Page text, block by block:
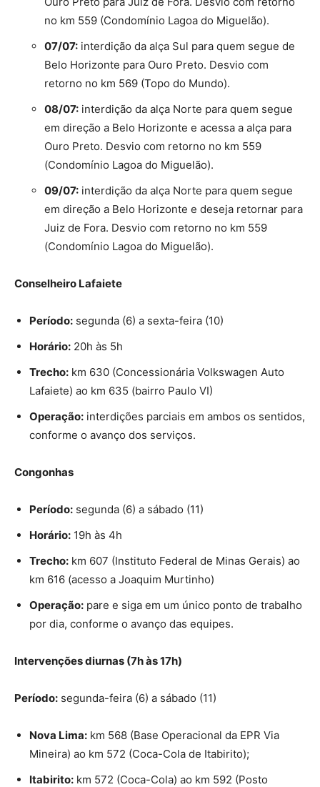
no km 559 (Condomínio Lagoa do Miguelão).
07/07: interdição da alça Sul para quem segue de
Belo Horizonte para Ouro Preto. Desvio com
retorno no km 569 (Topo do Mundo).
08/07: interdição da alça Norte para quem segue
em direção a Belo Horizonte e acessa a alça para
Ouro Preto. Desvio com retorno no km 559
(Condomínio Lagoa do Miguelão).
09/07: interdição da alça Norte para quem segue
em direção a Belo Horizonte e deseja retornar para
Juiz de Fora. Desvio com retorno no km 559
(Condomínio Lagoa do Miguelão).
Conselheiro Lafaiete
Período: segunda (6) a sexta-feira (10)
Horário: 20h às 5h
Trecho: km 630 (Concessionária Volkswagen Auto
Lafaiete) ao km 635 (bairro Paulo VI)
Operação: interdições parciais em ambos os sentidos,
conforme o avanço dos serviços.
Congonhas
Período: segunda (6) a sábado (11)
Horário: 19h às 4h
Trecho: km 607 (Instituto Federal de Minas Gerais) ao
km 616 (acesso a Joaquim Murtinho)
Operação: pare e siga em um único ponto de trabalho
por dia, conforme o avanço das equipes.
Intervenções diurnas (7h às 17h)
Período: segunda-feira (6) a sábado (11)
Nova Lima: km 568 (Base Operacional da EPR Via
Mineira) ao km 572 (Coca-Cola de Itabirito);
Itabirito: km 572 (Coca-Cola) ao km 592 (Posto